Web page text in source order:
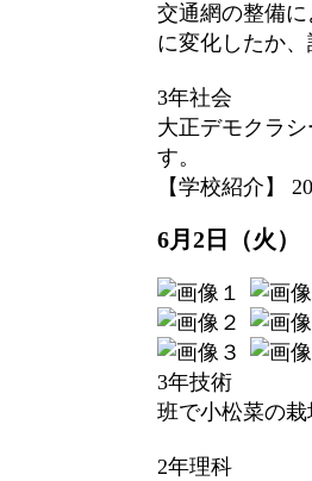
交通網の整備
に変化したか
3年社会
大正デモクラ
す。
【学校紹介】
6月2日（火
3年技術
班で小松菜の
2年理科